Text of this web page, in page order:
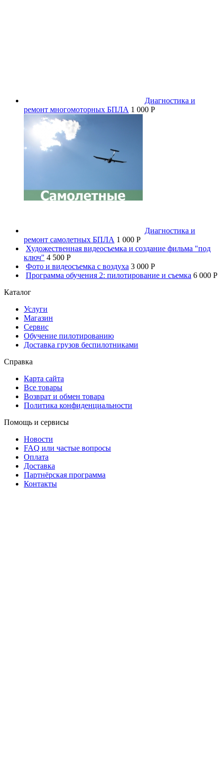
Диагностика и
ремонт многомоторных БПЛА 1 000 P
Диагностика и
ремонт самолетных БПЛА 1 000 P
Художественная видеосъемка и создание фильма "под
ключ" 4 500 P
Фото и видеосъемка с воздуха 3 000 P
Программа обучения 2: пилотирование и съемка 6 000 P
Каталог
Услуги
Магазин
Сервис
Обучение пилотированию
Доставка грузов беспилотниками
Справка
Карта сайта
Все товары
Возврат и обмен товара
Политика конфиденциальности
Помощь и сервисы
Новости
FAQ или частые вопросы
Оплата
Доставка
Партнёрская программа
Контакты